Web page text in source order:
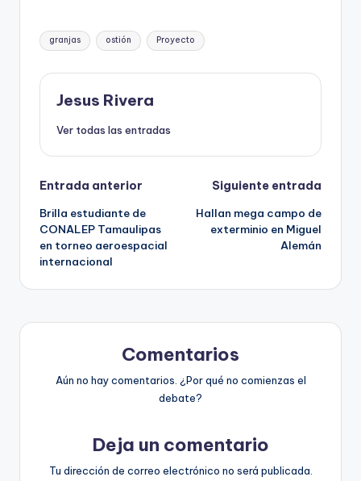
Etiquetas:
granjas ostión Proyecto
Jesus Rivera
Ver todas las entradas
Navegación
de
entradas
Entrada anterior
Brilla estudiante de
CONALEP Tamaulipas
en torneo aeroespacial
internacional
Siguiente entrada
Hallan mega campo de
exterminio en Miguel
Alemán
Comentarios
Aún no hay comentarios. ¿Por qué no comienzas el
debate?
Deja un comentario
Tu dirección de correo electrónico no será publicada.